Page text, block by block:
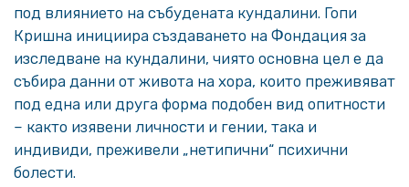
под влиянието на събудената кундалини. Гопи
Кришна инициира създаването на Фондация за
изследване на кундалини, чиято основна цел е да
събира данни от живота на хора, които преживяват
под една или друга форма подобен вид опитности
– както изявени личности и гении, така и
индивиди, преживели „нетипични“ психични
болести.